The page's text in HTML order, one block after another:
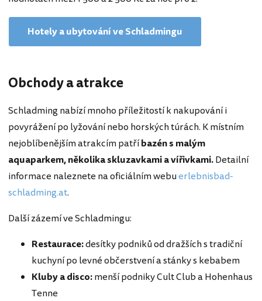
Hotely a ubytování ve Schladmingu
Obchody a atrakce
Schladming nabízí mnoho příležitostí k nakupování i
povyrážení po lyžování nebo horských túrách. K místním
nejoblíbenějším atrakcím patříbazén s malým
aquaparkem, několika skluzavkami a vířivkami.Detailní
informace naleznete na oficiálním webuerlebnisbad-
schladming.at.
Další zázemí ve Schladmingu:
Restaurace:desítky podniků od dražších s tradiční
kuchyní po levné občerstvení a stánky s kebabem
Kluby a disco:menší podniky Cult Club a Hohenhaus
Tenne